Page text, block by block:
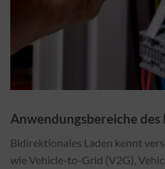
Anwendungsbereiche
Bidirektionales Laden kennt
wie Vehicle-to-Grid (V2G),